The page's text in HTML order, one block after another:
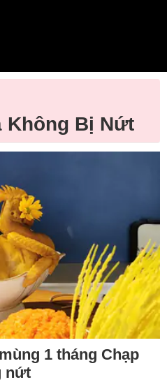
Không Bị Nứt
1 tháng Chạp
nứt